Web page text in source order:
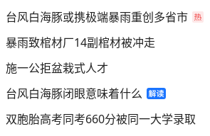
台风白海豚或携极端暴雨重创多省市
暴雨致棺材厂14副棺材被冲走
施一公拒盆栽式人才
台风白海豚闭眼意味着什么
双胞胎高考同考660分被同一大学录取